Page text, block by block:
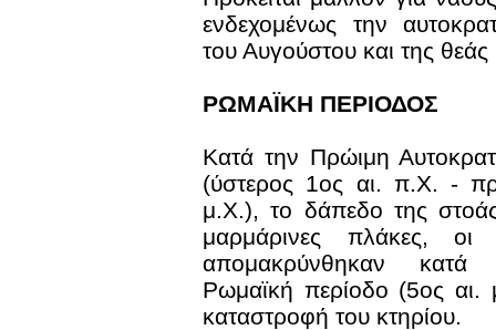
ενδεχομένως την
του Αυγούστου και της
ΡΩΜΑΪΚΗ ΠΕΡΙΟΔΟΣ
Κατά την Πρώιμη
(ύστερος 1ος αι. π.Χ. -
μ.Χ.), το δάπεδο της
μαρμάρινες πλάκες,
απομακρύνθηκαν
Ρωμαϊκή περίοδο (5ος αι.
καταστροφή του κτηρίου.